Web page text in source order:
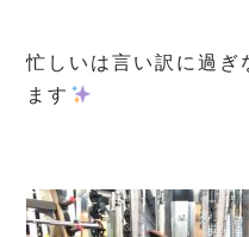
忙しいは言い訳に過ぎ
ます